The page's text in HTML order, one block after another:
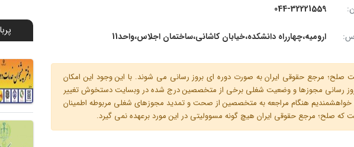
044-32221559
ارومیه،چهارراه دانشکده،خیابان کاشانی،ساختمان اجلاس،واحد11
صلح؛ مرجع حقوقی ایران به صورت دوره ای بروز رسانی می شوند. با این وجود این امکان
رسانی مجوزها و وضعیت شغلی برخی از متخصصین درج شده در وبسایت دستخوش تغییر
خواهشمندیم هنگام مراجعه به متخصصین از صحت و تمدید مجوزهای شغلی مربوطه اطمینان
که صلح؛ مرجع حقوقی ایران هیچ گونه مسوولیتی در این مورد برعهده نمی گیرد.